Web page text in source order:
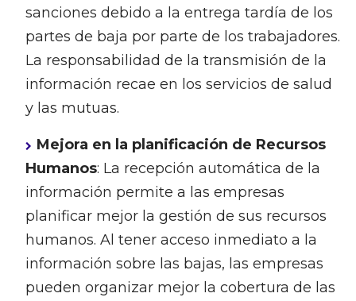
sanciones debido a la entrega tardía de los
partes de baja por parte de los trabajadores.
La responsabilidad de la transmisión de la
información recae en los servicios de salud
y las mutuas.
Mejora en la planificación de Recursos
Humanos: La recepción automática de la
información permite a las empresas
planificar mejor la gestión de sus recursos
humanos. Al tener acceso inmediato a la
información sobre las bajas, las empresas
pueden organizar mejor la cobertura de las